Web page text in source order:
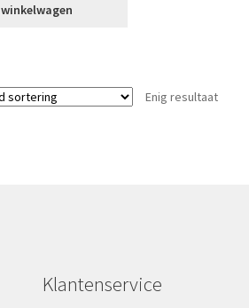
winkelwagen
Enig resultaat
Klantenservice